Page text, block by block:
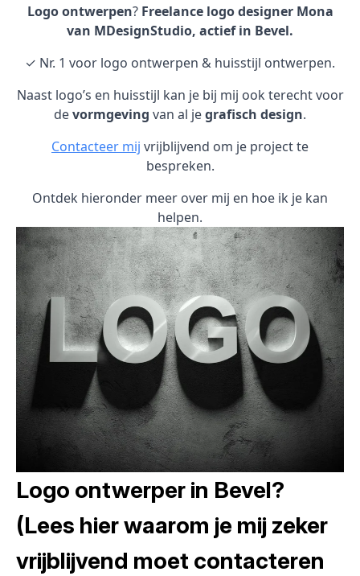
Logo ontwerpen? Freelance logo designer Mona
van MDesignStudio, actief in Bevel.
✓ Nr. 1 voor logo ontwerpen & huisstijl ontwerpen.
Naast logo’s en huisstijl kan je bij mij ook terecht voor
devormgeving van al jegrafisch design.
Contacteer mij vrijblijvend om je project te
bespreken.
Ontdek hieronder meer over mij en hoe ik je kan
helpen.
Logo ontwerper in Bevel?
(Lees hier waarom je mij zeker
vrijblijvend moet contacteren